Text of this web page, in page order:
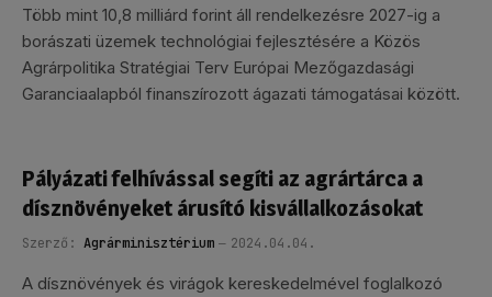
Több mint 10,8 milliárd forint áll rendelkezésre 2027-ig a
borászati üzemek technológiai fejlesztésére a Közös
Agrárpolitika Stratégiai Terv Európai Mezőgazdasági
Garanciaalapból finanszírozott ágazati támogatásai között.
Pályázati felhívással segíti az agrártárca a
dísznövényeket árusító kisvállalkozásokat
Szerző: Agrárminisztérium 2024.04.04.
A dísznövények és virágok kereskedelmével foglalkozó